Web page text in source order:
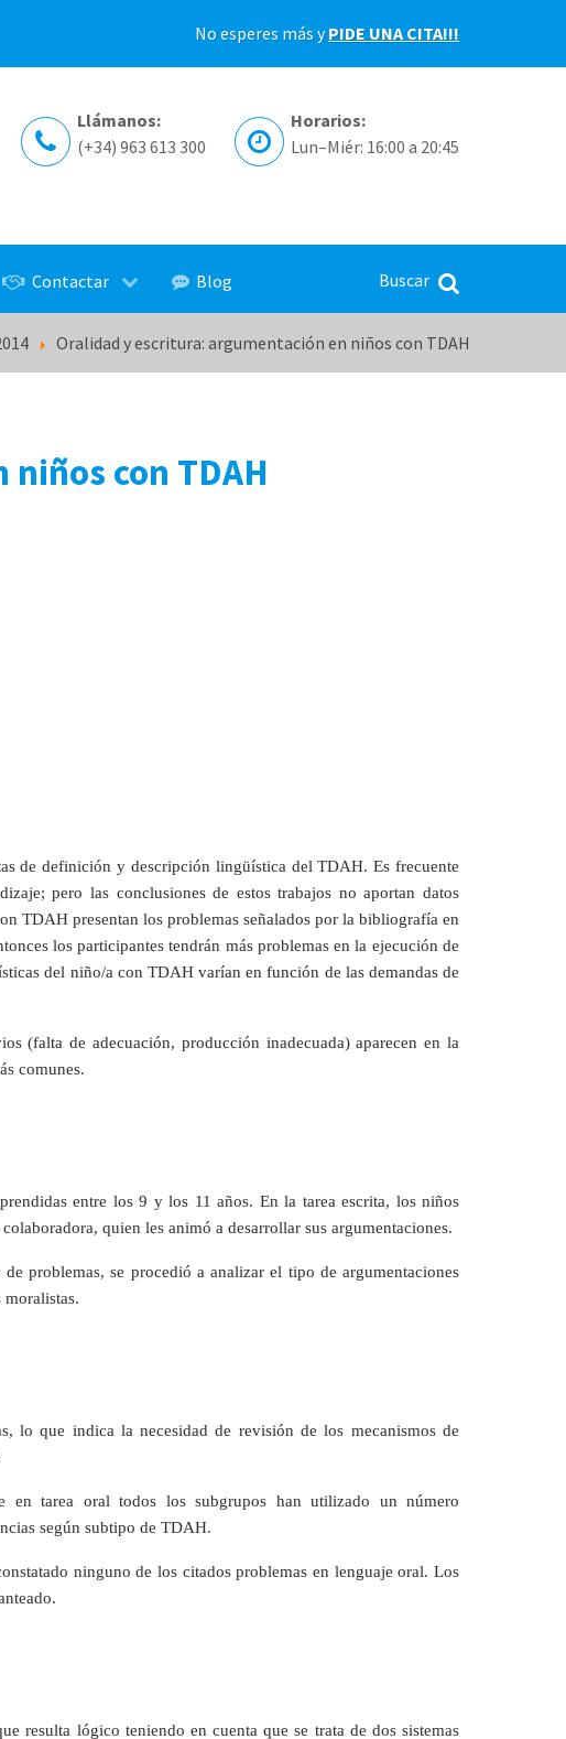
No esperes más yPIDE UNA CITA!!!
Llámanos:
(+34) 963 613 300
Horarios:
Lun–Miér: 16:00 a 20:45
Contactar Blog
Oralidad y escritura: argumentación en niños con TDAH
con TDAH
de definición y descripción lingüística del TDAH. Es frecuente
pero las conclusiones de estos trabajos no aportan datos
TDAH presentan los problemas señalados por la bibliografía en
los participantes tendrán más problemas en la ejecución de
del niño/a con TDAH varían en función de las demandas de
(falta de adecuación, producción inadecuada) aparecen en la
comunes.
entre los 9 y los 11 años. En la tarea escrita, los niños
quien les animó a desarrollar sus argumentaciones.
problemas, se procedió a analizar el tipo de argumentaciones
moralistas.
lo que indica la necesidad de revisión de los mecanismos de
tarea oral todos los subgrupos han utilizado un número
según subtipo de TDAH.
ninguno de los citados problemas en lenguaje oral. Los
resulta lógico teniendo en cuenta que se trata de dos sistemas